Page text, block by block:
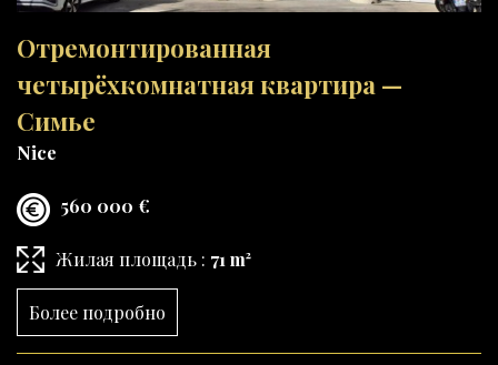
Отремонтированная
четырёхкомнатная квартира —
Симье
Nice
560 000 €
Жилая площадь : 71 m²
Более подробно